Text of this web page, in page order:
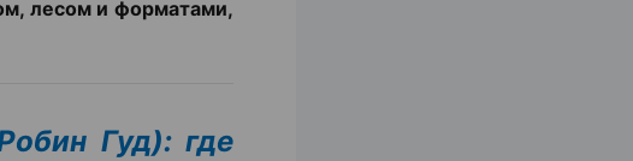
лесом и форматами,
Гуд): где